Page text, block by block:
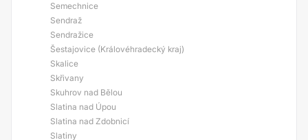
Semechnice
Sendraž
Sendražice
Šestajovice (Královéhradecký kraj)
Skalice
Skřivany
Skuhrov nad Bělou
Slatina nad Úpou
Slatina nad Zdobnicí
Slatiny